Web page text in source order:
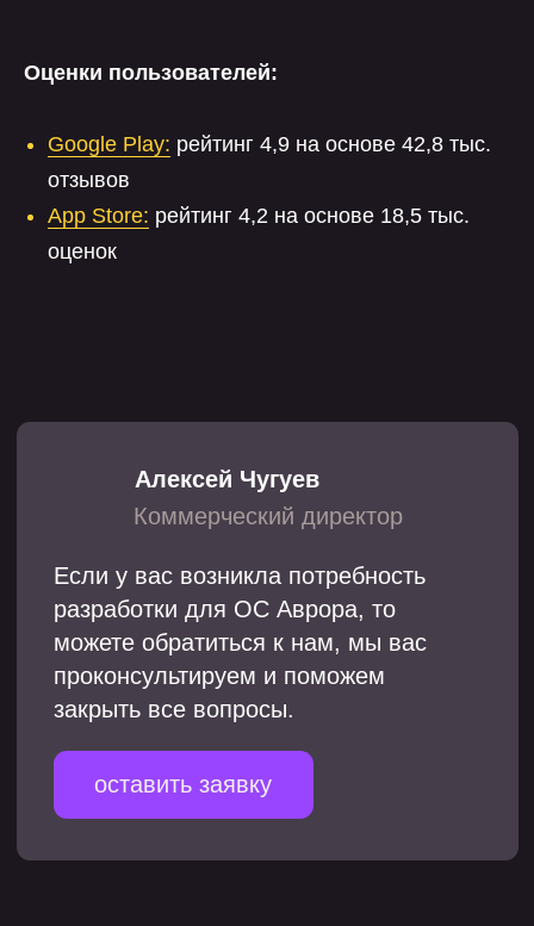
Оценки пользователей:
Google Play: рейтинг 4,9 на основе 42,8 тыс.
отзывов
App Store: рейтинг 4,2 на основе 18,5 тыс.
оценок